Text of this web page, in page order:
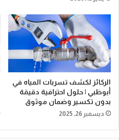
الركائز لكشف تسربات المياه في
أبوظبي | حلول احترافية دقيقة
بدون تكسير وضمان موثوق
ديسمبر 26, 2025